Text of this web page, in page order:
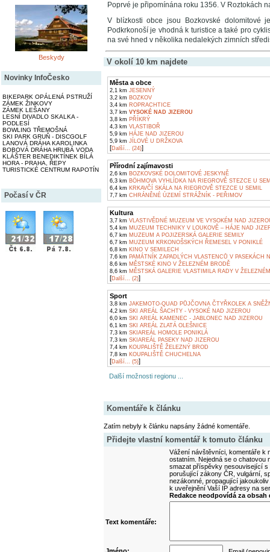
Beskydy
Novinky InfoČesko
BIKEPARK OPÁLENÁ PSTRUŽÍ
ZÁMEK ŽINKOVY
ZÁMEK LEŠANY
LESNÍ DIVADLO SKALKA -
PODLESÍ
BOWLING TŘEMOŠNÁ
SKI PARK GRUŇ - DISCGOLF
LANOVÁ DRÁHA KAROLINKA
BOBOVÁ DRÁHA HRUBÁ VODA
KLÁŠTER BENEDIKTÍNEK BÍLÁ
HORA - PRAHA, ŘEPY
TURISTICKÉ CENTRUM RAPOTÍN
Počasí v ČR
Poprvé je připomínána roku 1356. V Roztokách
V blízkosti obce jsou Bozkovské dolomitové
Podkrkonoší je vhodná k turistice a také pro
na své hned v několika nedalekých zimních
V okolí 10 km najdete
Města a obce
2,1 km JESENNÝ
3,2 km BOZKOV
3,4 km ROPRACHTICE
3,7 km VYSOKÉ NAD JIZEROU
3,8 km PŘÍKRÝ
4,3 km VLASTIBOŘ
5,9 km HÁJE NAD JIZEROU
5,9 km JÍLOVÉ U DRŽKOVA
[Další... (24)]
Přírodní zajímavosti
2,6 km BOZKOVSKÉ DOLOMITOVÉ JESKYNĚ
6,3 km BÖHMOVA VYHLÍDKA NA RIEGROVĚ STEZCE U
6,4 km KRKAVČÍ SKÁLA NA RIEGROVĚ STEZCE U SEMIL
7,7 km CHRÁNĚNÉ ÚZEMÍ STRÁŽNÍK - PEŘIMOV
Kultura
3,7 km VLASTIVĚDNÉ MUZEUM VE VYSOKÉM NAD
5,4 km MUZEUM TECHNIKY V LOUKOVĚ – HÁJE NAD
6,7 km MUZEUM A POJIZERSKÁ GALERIE SEMILY
6,7 km MUZEUM KRKONOŠSKÝCH ŘEMESEL V PONIKLÉ
6,8 km KINO V SEMILECH
7,6 km PAMÁTNÍK ZAPADLÝCH VLASTENCŮ V PASEKÁCH
8,6 km MĚSTSKÉ KINO V ŽELEZNÉM BRODĚ
8,6 km MĚSTSKÁ GALERIE VLASTIMILA RADY V
[Další... (2)]
Sport
3,8 km JAKEMOTO-QUAD PŮJČOVNA ČTYŘKOLEK A
4,2 km SKI AREÁL ŠACHTY - VYSOKÉ NAD JIZEROU
6,0 km SKI AREÁL KAMENEC - JABLONEC NAD JIZEROU
6,1 km SKI AREÁL ZLATÁ OLEŠNICE
7,3 km SKIAREÁL HOMOLE PONIKLÁ
7,3 km SKIAREÁL PASEKY NAD JIZEROU
7,4 km KOUPALIŠTĚ ŽELEZNÝ BROD
7,8 km KOUPALIŠTĚ CHUCHELNA
[Další... (5)]
Další možnosti regionu ...
Komentáře k článku
Zatím nebyly k článku napsány žádné komentáře.
Přidejte vlastní komentář k tomuto článku
Vážení návštěvníci, komentáře k
ostatním. Nejedná se o
smazat příspěvky nesouvisející
porušující zákony ČR, vulgární,
nezákonné, propagující
k uveřejnění Vaší IP adresy na
Redakce neodpovídá za
Text komentáře: